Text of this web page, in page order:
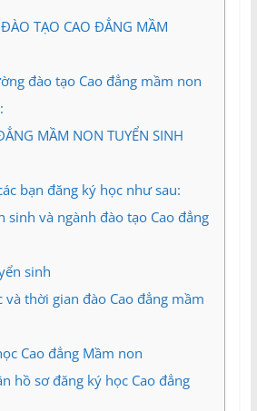
TẠO CAO ĐẲNG MẦM
đào tạo Cao đẳng mầm non
MẦM NON TUYỂN SINH
bạn đăng ký học như sau:
sinh và ngành đào tạo Cao đẳng
sinh
và thời gian đào Cao đẳng mầm
Cao đẳng Mầm non
hồ sơ đăng ký học Cao đẳng